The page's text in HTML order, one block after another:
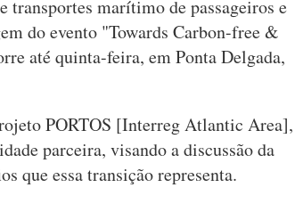
transportes marítimo de passageiros e
do evento "Towards Carbon-free &
até quinta-feira, em Ponta Delgada,
PORTOS [Interreg Atlantic Area],
parceira, visando a discussão da
que essa transição representa.